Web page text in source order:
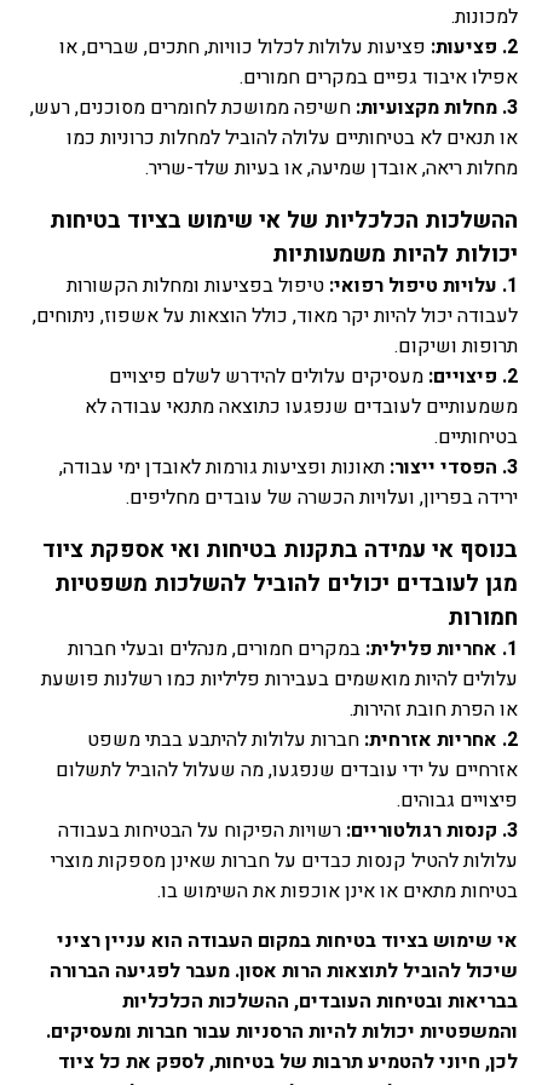
למכונות.
2. פציעות:
פציעות עלולות לכלול כוויות, חתכים, שברים, או
אפילו איבוד גפיים במקרים חמורים.
3. מחלות מקצועיות:
חשיפה ממושכת לחומרים מסוכנים, רעש,
או תנאים לא בטיחותיים עלולה להוביל למחלות כרוניות כמו
מחלות ריאה, אובדן שמיעה, או בעיות שלד-שריר.
ההשלכות הכלכליות של אי שימוש בציוד בטיחות
יכולות להיות משמעותיות
1. עלויות טיפול רפואי:
טיפול בפציעות ומחלות הקשורות
לעבודה יכול להיות יקר מאוד, כולל הוצאות על אשפוז, ניתוחים,
תרופות ושיקום.
2. פיצויים:
מעסיקים עלולים להידרש לשלם פיצויים
משמעותיים לעובדים שנפגעו כתוצאה מתנאי עבודה לא
בטיחותיים.
3. הפסדי ייצור:
תאונות ופציעות גורמות לאובדן ימי עבודה,
ירידה בפריון, ועלויות הכשרה של עובדים מחליפים.
בנוסף אי עמידה בתקנות בטיחות ואי אספקת ציוד
מגן לעובדים יכולים להוביל להשלכות משפטיות
חמורות
1. אחריות פלילית:
במקרים חמורים, מנהלים ובעלי חברות
עלולים להיות מואשמים בעבירות פליליות כמו רשלנות פושעת
או הפרת חובת זהירות.
2. אחריות אזרחית:
חברות עלולות להיתבע בבתי משפט
אזרחיים על ידי עובדים שנפגעו, מה שעלול להוביל לתשלום
פיצויים גבוהים.
3. קנסות רגולטוריים:
רשויות הפיקוח על הבטיחות בעבודה
עלולות להטיל קנסות כבדים על חברות שאינן מספקות מוצרי
בטיחות מתאים או אינן אוכפות את השימוש בו.
אי שימוש בציוד בטיחות במקום העבודה הוא עניין רציני
שיכול להוביל לתוצאות הרות אסון. מעבר לפגיעה הברורה
בבריאות ובטיחות העובדים, ההשלכות הכלכליות
והמשפטיות יכולות להיות הרסניות עבור חברות ומעסיקים.
לכן, חיוני להטמיע תרבות של בטיחות, לספק את כל ציוד